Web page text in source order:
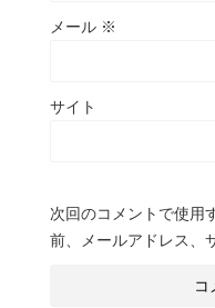
メール ※
サイト
次回のコメントで使用
前、メールアドレス、